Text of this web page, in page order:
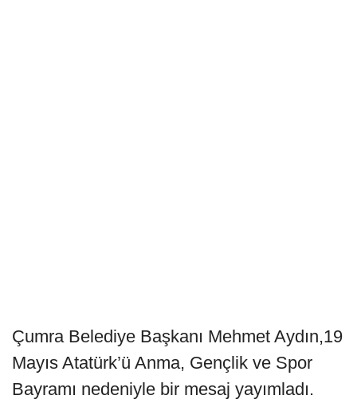
Çumra Belediye Başkanı Mehmet Aydın,19
Mayıs Atatürk’ü Anma, Gençlik ve Spor
Bayramı nedeniyle bir mesaj yayımladı.